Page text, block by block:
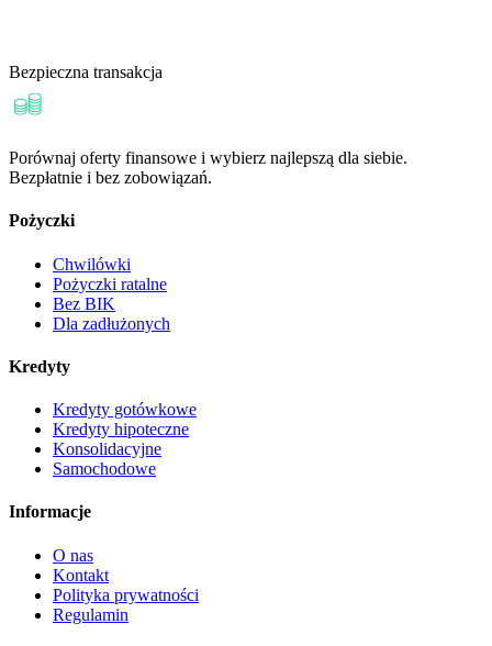
Bezpieczna transakcja
Porównaj oferty finansowe i wybierz najlepszą dla siebie.
Bezpłatnie i bez zobowiązań.
Pożyczki
Chwilówki
Pożyczki ratalne
Bez BIK
Dla zadłużonych
Kredyty
Kredyty gotówkowe
Kredyty hipoteczne
Konsolidacyjne
Samochodowe
Informacje
O nas
Kontakt
Polityka prywatności
Regulamin